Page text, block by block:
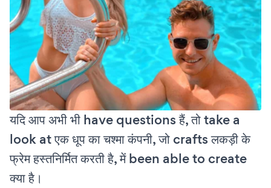
यदि आप अभी भी have questions हैं, तो take a
look at एक धूप का चश्मा कंपनी, जो crafts लकड़ी के
फ्रेम हस्तनिर्मित करती है, में been able to create
क्या है।